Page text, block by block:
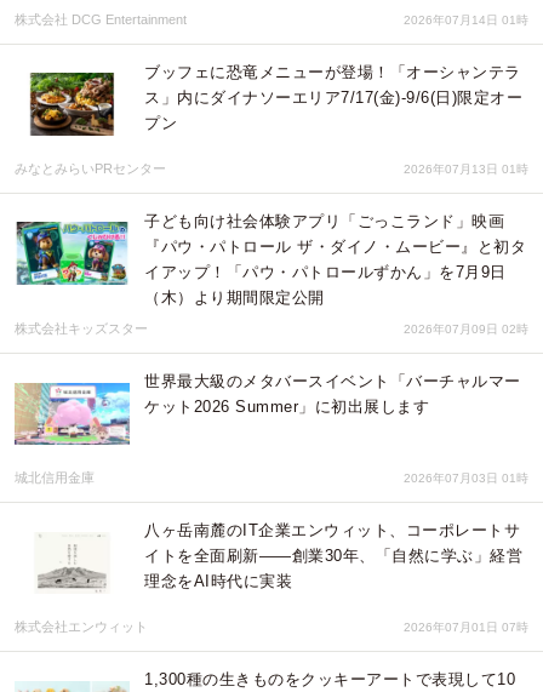
株式会社 DCG Entertainment 2026年07月14日 01時
ブッフェに恐竜メニューが登場！「オーシャンテラ
ス」内にダイナソーエリア7/17(金)-9/6(日)限定オー
プン
みなとみらいPRセンター 2026年07月13日 01時
子ども向け社会体験アプリ「ごっこランド」映画
『パウ・パトロール ザ・ダイノ・ムービー』と初タ
イアップ！「パウ・パトロールずかん」を7月9日
（木）より期間限定公開
株式会社キッズスター 2026年07月09日 02時
世界最大級のメタバースイベント「バーチャルマー
ケット2026 Summer」に初出展します
城北信用金庫 2026年07月03日 01時
八ヶ岳南麓のIT企業エンウィット、コーポレートサ
イトを全面刷新——創業30年、「自然に学ぶ」経営
理念をAI時代に実装
株式会社エンウィット 2026年07月01日 07時
1,300種の生きものをクッキーアートで表現して10